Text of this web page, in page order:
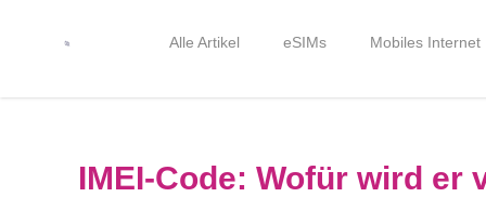
Alle Artikel eSIMs Mobiles Internet
IMEI-Code: Wofür wird er